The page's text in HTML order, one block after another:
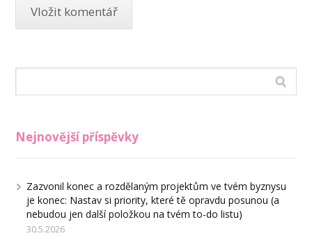
Nejnovější příspěvky
Zazvonil konec a rozdělaným projektům ve tvém byznysu
je konec: Nastav si priority, které tě opravdu posunou (a
nebudou jen další položkou na tvém to-do listu)
30.5.2026